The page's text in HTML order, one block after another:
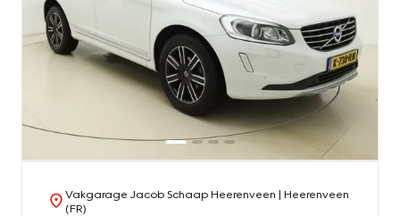
Vakgarage Jacob Schaap Heerenveen | Heerenveen
(FR)